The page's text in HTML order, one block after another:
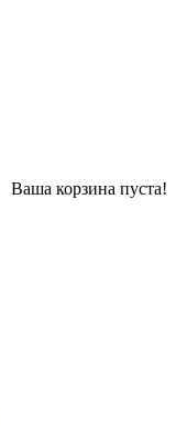
Ваша корзина пуста!